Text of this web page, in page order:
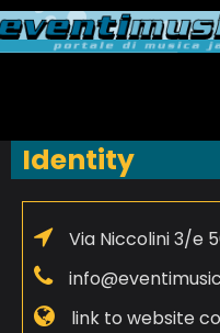
Identity
Via Niccolini 3/e
link to website